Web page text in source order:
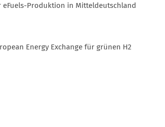
eFuels-Produktion in Mitteldeutschland
Energy Exchange für grünen H2